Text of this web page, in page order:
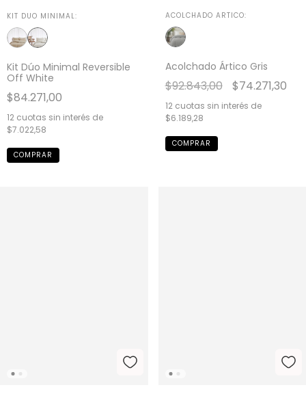
KIT DUO MINIMAL:
Kit Dúo Minimal Reversible
Off White
$84.271,00
12 cuotas sin interés de
$7.022,58
COMPRAR
ACOLCHADO ARTICO:
Acolchado Ártico Gris
$92.843,00 $74.271,30
12 cuotas sin interés de
$6.189,28
COMPRAR